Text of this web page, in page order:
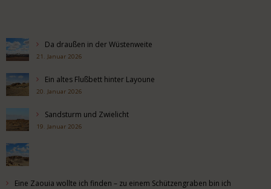
Da draußen in der Wüstenweite
21. Januar 2026
Ein altes Flußbett hinter Layoune
20. Januar 2026
Sandsturm und Zwielicht
19. Januar 2026
Eine Zaouia wollte ich finden – zu einem Schützengraben bin ich